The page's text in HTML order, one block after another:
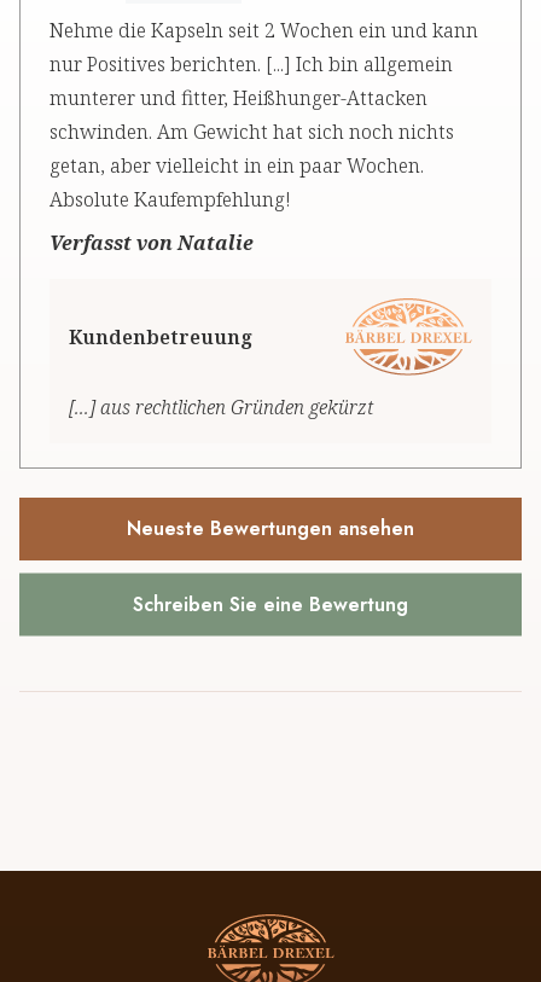
Nehme die Kapseln seit 2 Wochen ein und kann
nur Positives berichten. [...] Ich bin allgemein
munterer und fitter, Heißhunger-Attacken
schwinden. Am Gewicht hat sich noch nichts
getan, aber vielleicht in ein paar Wochen.
Absolute Kaufempfehlung!
Verfasst von Natalie
Kundenbetreuung
[...] aus rechtlichen Gründen gekürzt
Neueste Bewertungen ansehen
Schreiben Sie eine Bewertung